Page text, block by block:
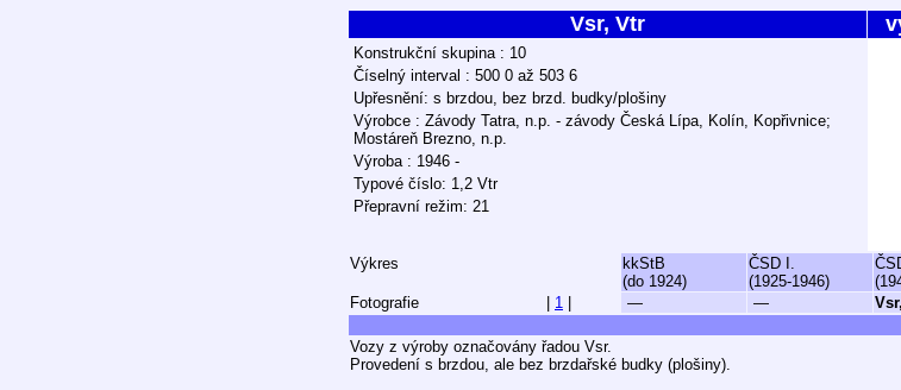
Vsr, Vtr
Konstrukční skupina : 10
Číselný interval : 500 0 až 503 6
Upřesnění: s brzdou, bez brzd. budky/plošiny
Výrobce : Závody Tatra, n.p. - závody Česká Lípa, Kolín, Kopřivnice;
Mostáreň Brezno, n.p.
Výroba : 1946 -
Typové číslo: 1,2 Vtr
Přepravní režim: 21
Výkres
kkStB
(do 1924)
ČSD I.
(1925-1946)
Fotografie
1 — —
Vozy z výroby označovány řadou Vsr.
Provedení s brzdou, ale bez brzdařské budky (plošiny).